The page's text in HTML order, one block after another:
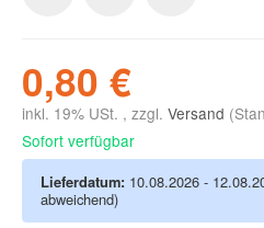
0,80 €
inkl. 19% USt. , zzgl. Versand
Sofort verfügbar
Lieferdatum: 10.08.2026 -
abweichend)